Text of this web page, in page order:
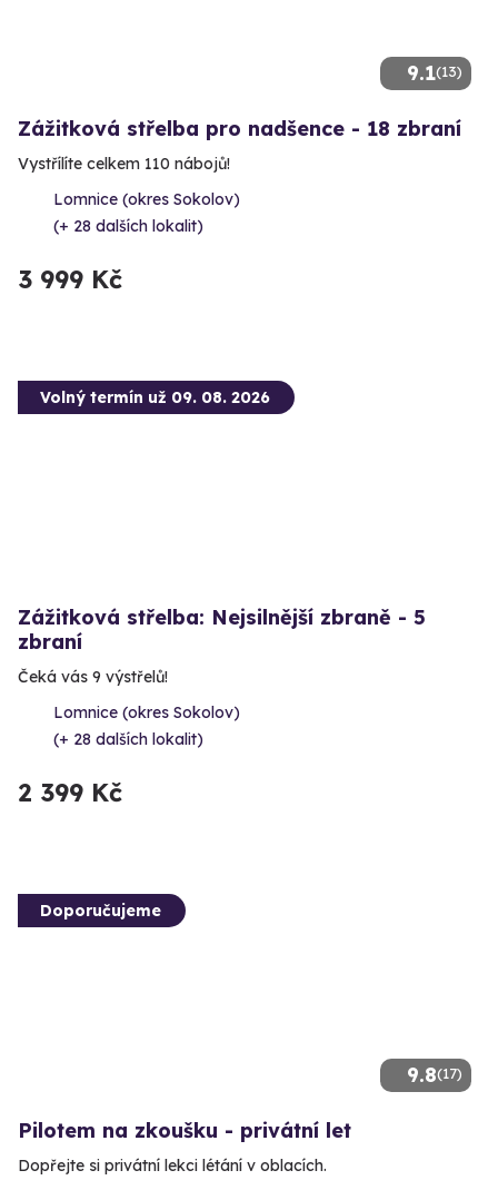
9.1(13)
Zážitková střelba pro nadšence - 18 zbraní
Vystřílíte celkem 110 nábojů!
Lomnice (okres Sokolov)
(+ 28 dalších lokalit)
3 999 Kč
Volný termín už 09. 08. 2026
Zážitková střelba: Nejsilnější zbraně - 5
zbraní
Čeká vás 9 výstřelů!
Lomnice (okres Sokolov)
(+ 28 dalších lokalit)
2 399 Kč
9.8(17)
Doporučujeme
Pilotem na zkoušku - privátní let
Dopřejte si privátní lekci létání v oblacích.